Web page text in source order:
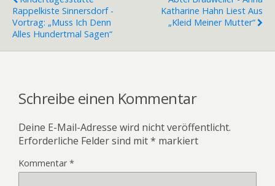
Rappelkiste Sinnersdorf -
Vortrag: „Muss Ich Denn
Alles Hundertmal Sagen“
Katharine Hahn Liest Aus
„Kleid Meiner Mutter“
Schreibe einen Kommentar
Deine E-Mail-Adresse wird nicht veröffentlicht.
Erforderliche Felder sind mit* markiert
Kommentar*